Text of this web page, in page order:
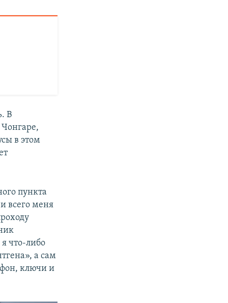
В
в этом
пункта
всего меня
что-либо
а сам
ключи и